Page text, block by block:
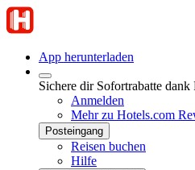
App herunterladen
Sichere dir Sofortrabatte
Anmelden
Mehr zu Hotels.com
Posteingang
Reisen buchen
Hilfe